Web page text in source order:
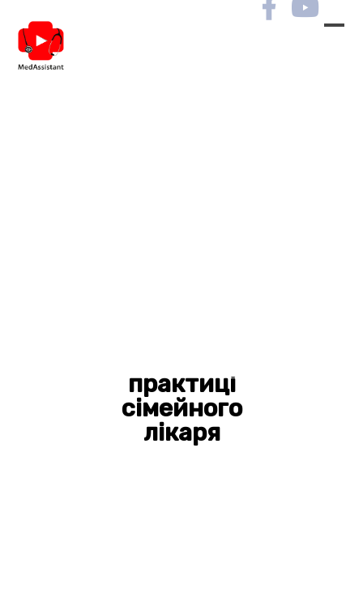
практиці
сімейного
лікаря